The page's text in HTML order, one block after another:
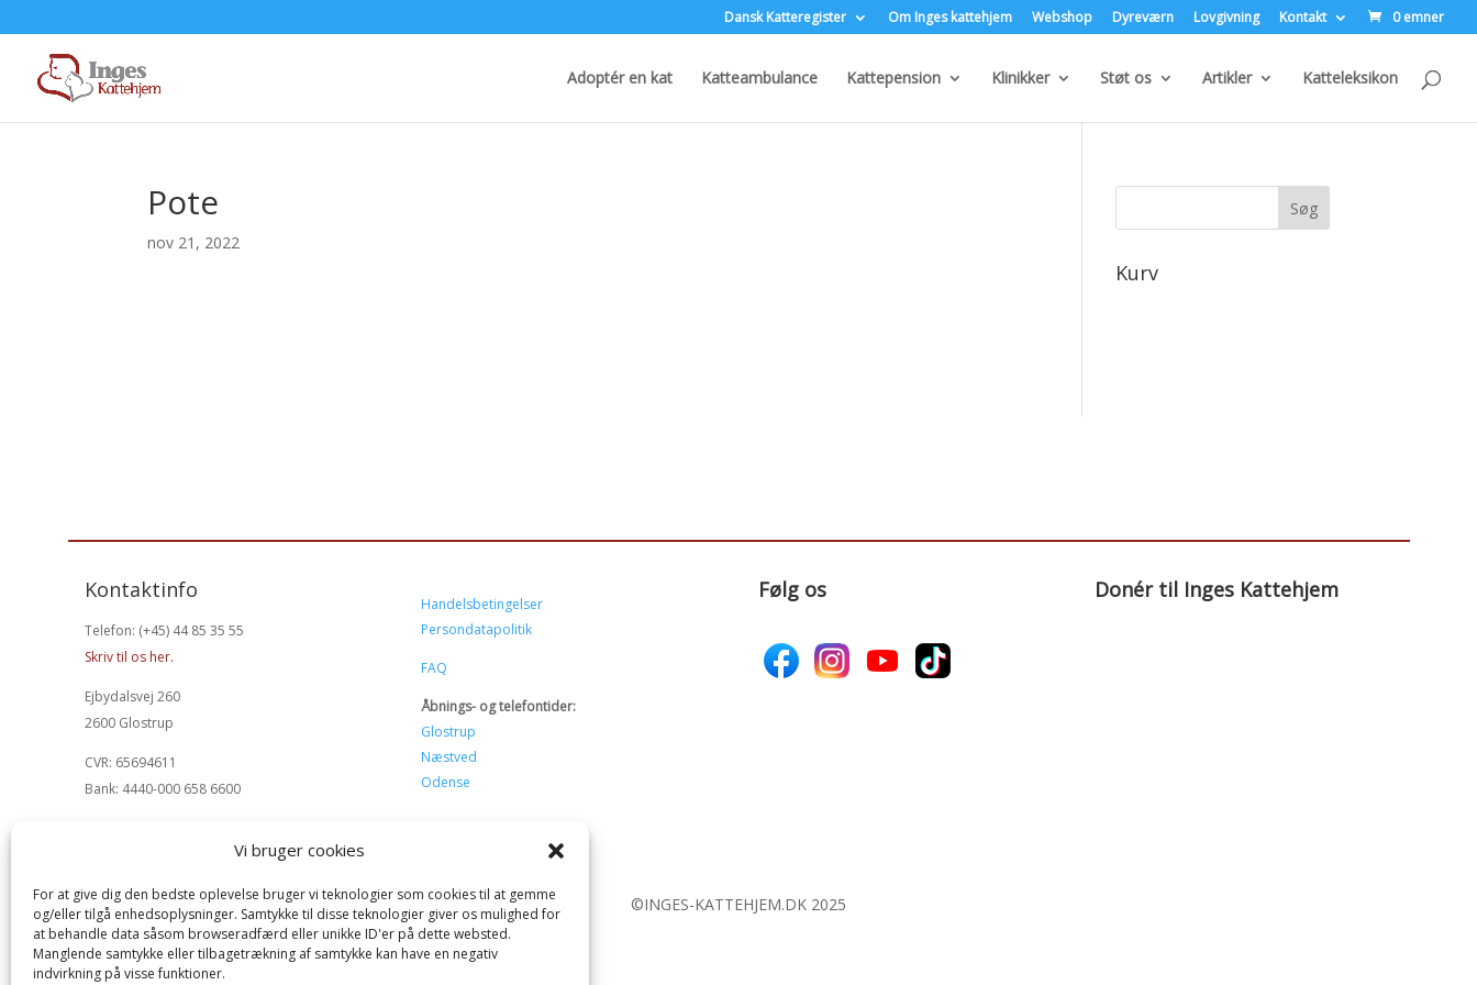
Vi bruger cookies
For at give dig den bedste oplevelse bruger vi teknologier som cookies til at gemme
og/eller tilgå enhedsoplysninger. Samtykke til disse teknologier giver os mulighed for
at behandle data såsom browseradfærd eller unikke ID'er på dette websted.
Manglende samtykke eller tilbagetrækning af samtykke kan have en negativ
indvirkning på visse funktioner.
Dansk Katteregister Om Inges kattehjem Webshop Dyreværn Lovgivning Kontakt 0 emner
Adoptér en kat Katteambulance Kattepension Klinikker Støt os Artikler Katteleksikon
Pote
nov 21, 2022
Kurv
Kontaktinfo
Telefon: (+45) 44 85 35 55
Skriv til os her.
Ejbydalsvej 260
2600 Glostrup
CVR: 65694611
Bank: 4440-000 658 6600
Handelsbetingelser
Persondatapolitik
FAQ
Åbnings- og telefontider:
Glostrup
Næstved
Odense
Følg os Donér til Inges Kattehjem
©INGES-KATTEHJEM.DK 2025